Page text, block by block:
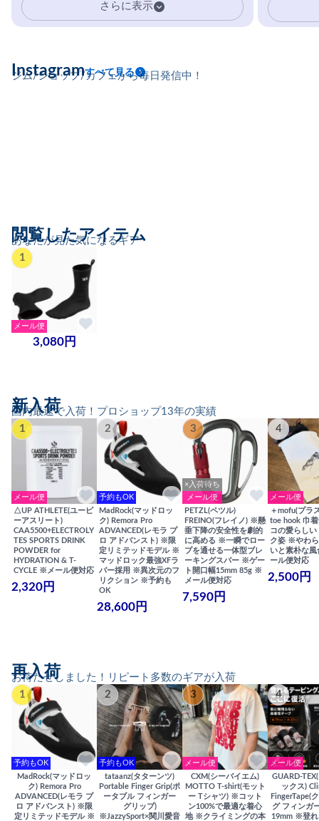
さらに表示
ジム/ショップ/カフェから毎日発信中！
Instagramすべて見る
あなたが見た気になるギア
閲覧したアイテム
1
メール便
3,080円
国内最速で入荷！プロショップ13年の実績
新入荷
1
メール便
△UP ATHLETE(ユーピ
ーアスリート)
CAA5500+ELECTROLY
TES SPORTS DRINK
POWDER for
HYDRATION & T-
CYCLE ※メール便対応
2,320円
2
予約もOK
MadRock(マッドロッ
ク) Remora Pro
ADVANCED(レモラ プ
ロ アドバンスト) ※限
定リミテッドモデル ※
マッドロック最強XFラ
バー採用 ※異次元のフ
リクション ※予約も
OK
28,600円
3
×入荷待ち
メール便
PETZL(ペツル)
FREINO(フレイノ) ※懸
垂下降の安全性を劇的
に高める ※一瞬でロー
プを通せる一体型ブレ
ーキングスパー ※ゲー
ト開口幅15mm 85g ※
メール便対応
7,590円
4
メール便
＋mofu(プラ
toe hook 巾
コの愛らしい
ク姿 ※やわ
いと素朴な
ール便対応
2,500円
お待たせしました！リピート多数のギアが入荷
再入荷
1
予約もOK
MadRock(マッドロッ
ク) Remora Pro
ADVANCED(レモラ プ
ロ アドバンスト) ※限
定リミテッドモデル ※
2
予約もOK
tataanz(タターンツ)
Portable Finger Grip(ポ
ータブル フィンガー
グリップ)
※JazzySport×関川愛音
3
メール便
CXM(シーバイエム)
MOTTO T-shirt(モット
ー Tシャツ) ※コット
ン100%で最適な着心
地 ※クライミングの本
4
メール便
GUARD-
ックス)
FingerTape(
グ フィンガ
19mm ※登れ